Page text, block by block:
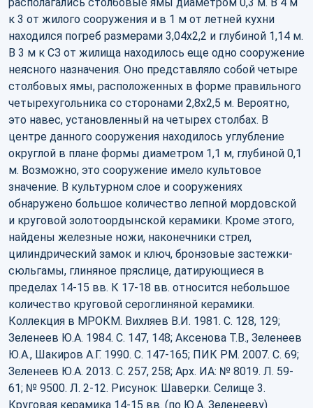
к 3 от жилого сооружения и в 1 м от летней кухни
находился погреб размерами 3,04х2,2 и глубиной 1,14 м.
В 3 м к СЗ от жилища находилось еще одно сооружение
неясного назначения. Оно представляло собой четыре
столбовых ямы, расположенных в форме правильного
четырехугольника со сторонами 2,8х2,5 м. Вероятно,
это навес, установленный на четырех столбах. В
центре данного сооружения находилось углубление
округлой в плане формы диаметром 1,1 м, глубиной 0,1
м. Возможно, это сооружение имело культовое
значение. В культурном слое и сооружениях
обнаружено большое количество лепной мордовской
и круговой золотоордынской керамики. Кроме этого,
найдены железные ножи, наконечники стрел,
цилиндрический замок и ключ, бронзовые застежки-
сюльгамы, глиняное пряслице, датирующиеся в
пределах 14-15 вв. К 17-18 вв. относится небольшое
количество круговой сероглиняной керамики.
Коллекция в МРОКМ. Вихляев В.И. 1981. С. 128, 129;
Зеленеев Ю.А. 1984. С. 147, 148; Аксенова Т.В., Зеленеев
Ю.А., Шакиров А.Г. 1990. С. 147-165; ПИК РМ. 2007. С. 69;
Зеленеев Ю.А. 2013. C. 257, 258; Арх. ИА: № 8019. Л. 59-
61; № 9500. Л. 2-12. Рисунок: Шаверки. Селище 3.
Круговая керамика 14-15 вв. (по Ю.А. Зеленееву)